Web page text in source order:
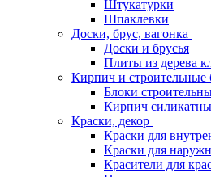
Штукатурки
Шпаклевки
Доски, брус, вагонка
Доски и брусья
Плиты из дерева
Кирпич и строительные
Блоки
Кирпич
Краски, декор
Краски для
Краски для
Красители для